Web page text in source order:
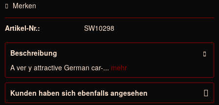
Merken
Artikel-Nr.: SW10298
Beschreibung
A ver y attractive German car-... mehr
Kunden haben sich ebenfalls angesehen